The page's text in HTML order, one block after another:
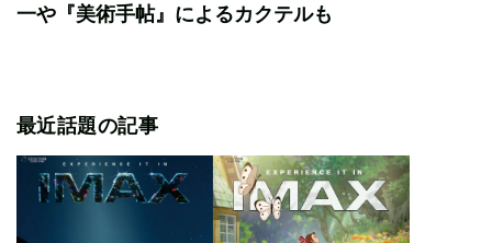
一や『美術手帖』によるカクテルも
最近話題の記事